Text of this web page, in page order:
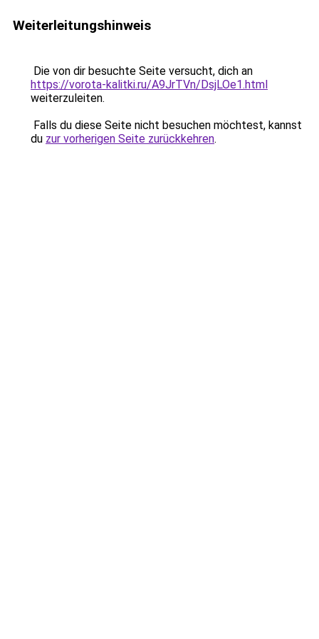
Weiterleitungshinweis
Die von dir besuchte Seite versucht, dich an
https://vorota-kalitki.ru/A9JrTVn/DsjLOe1.html
weiterzuleiten.
Falls du diese Seite nicht besuchen möchtest, kannst
du zur vorherigen Seite zurückkehren.